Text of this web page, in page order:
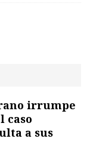
irrumpe
caso
a sus